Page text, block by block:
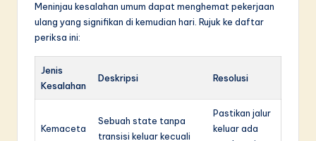
Meninjau kesalahan umum dapat menghemat pekerjaan
ulang yang signifikan di kemudian hari. Rujuk ke daftar
periksa ini:
Jenis
Kesalahan
Deskripsi Resolusi
Kemaceta
Sebuah state tanpa
transisi keluar kecuali
Pastikan jalur
keluar ada